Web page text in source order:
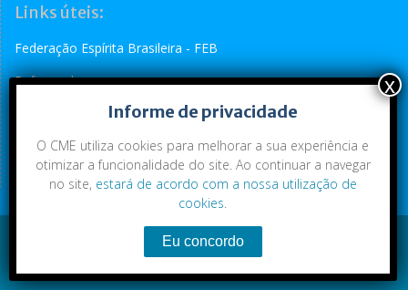
Links úteis:
Federação Espírita Brasileira - FEB
Reformador
Conselho Espírita Internacional - CEI
Conteúdo exclusivo da CME. Todos os direitos reservados.
Informe de privacidade
O CME utiliza cookies para melhorar a sua experiência e
otimizar a funcionalidade do site. Ao continuar a navegar
no site, estará de acordo com a nossa utilização de
cookies.